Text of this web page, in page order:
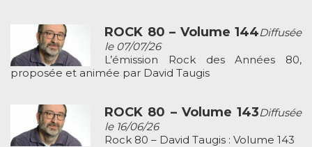
ROCK 80 – Volume 144Diffusée
le 07/07/26
L’émission Rock des Années 80,
proposée et animée par David Taugis
ROCK 80 – Volume 143Diffusée
le 16/06/26
Rock 80 – David Taugis : Volume 143